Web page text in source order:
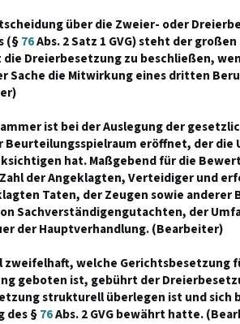
über die Zweier- oder
(§76Abs. 2 Satz 1 GVG) steht der
die Dreierbesetzung zu beschließen,
Sache die Mitwirkung eines dritten
ist bei der Auslegung der
Beurteilungsspielraum eröffnet, der die
hat. Maßgebend für die
der Angeklagten, Verteidiger und
Taten, der Zeugen sowie
Sachverständigengutachten, der
der Hauptverhandlung. (Bearbeiter)
zweifelhaft, welche Gerichtsbesetzung
geboten ist, gebührt der
strukturell überlegen ist und sich
des §76Abs. 2 GVG bewährt hatte.